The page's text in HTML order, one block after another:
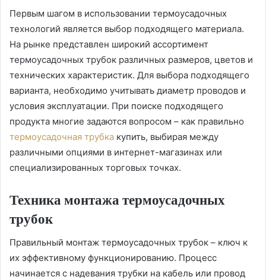
Первым шагом в использовании термоусадочных
технологий является выбор подходящего материала.
На рынке представлен широкий ассортимент
термоусадочных трубок различных размеров, цветов и
технических характеристик. Для выбора подходящего
варианта, необходимо учитывать диаметр проводов и
условия эксплуатации. При поиске подходящего
продукта многие задаются вопросом – как правильно
термоусадочная трубка купить, выбирая между
различными опциями в интернет-магазинах или
специализированных торговых точках.
Техника монтажа термоусадочных
трубок
Правильный монтаж термоусадочных трубок – ключ к
их эффективному функционированию. Процесс
начинается с надевания трубки на кабель или провод